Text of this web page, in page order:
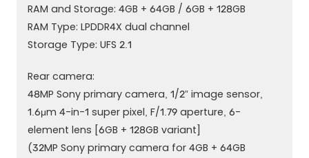
RAM and Storage: 4GB + 64GB / 6GB + 128GB
RAM Type: LPDDR4X dual channel
Storage Type: UFS 2.1
Rear camera:
48MP Sony primary camera, 1/2” image sensor,
1.6μm 4-in-1 super pixel, F/1.79 aperture, 6-
element lens [6GB + 128GB variant]
(32MP Sony primary camera for 4GB + 64GB